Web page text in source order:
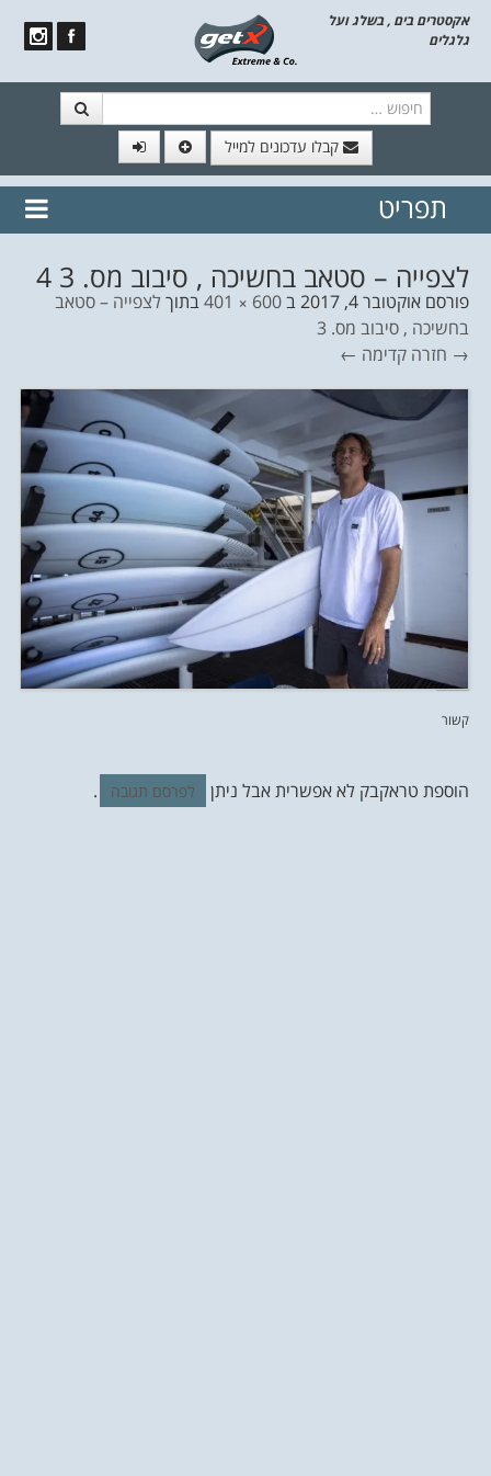
אקסטרים בים , בשלג ועל
גלגלים
קבלו עדכונים למייל
// הצטרף לרשימת תפוצה!
נשמח
תפריט
לצפייה – סטאב בחשיכה , סיבוב מס. 3 4
פורסם אוקטובר 4, 2017 ב600 × 401 בתוך לצפייה – סטאב
בחשיכה , סיבוב מס. 3
→ חזרה קדימה ←
קשור
הוספת טראקבק לא אפשרית אבל ניתן לפרסם תגובה .